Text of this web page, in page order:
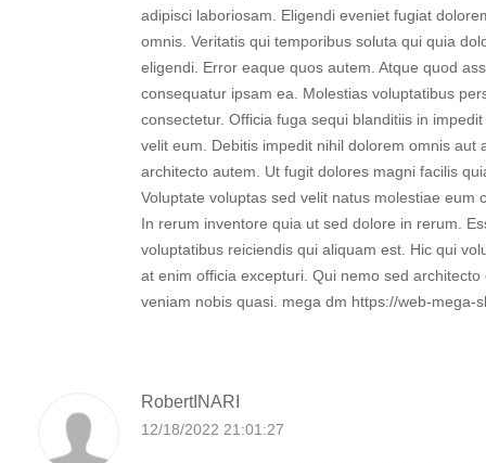
adipisci laboriosam. Eligendi eveniet fugiat
omnis. Veritatis qui temporibus soluta qui quia
eligendi. Error eaque quos autem. Atque quod
consequatur ipsam ea. Molestias voluptatibus
consectetur. Officia fuga sequi blanditiis in
velit eum. Debitis impedit nihil dolorem omnis aut
architecto autem. Ut fugit dolores magni facilis
Voluptate voluptas sed velit natus molestiae eum
In rerum inventore quia ut sed dolore in rerum.
voluptatibus reiciendis qui aliquam est. Hic qui
at enim officia excepturi. Qui nemo sed
veniam nobis quasi. mega dm https://web-mega-
RobertINARI
12/18/2022 21:01:27